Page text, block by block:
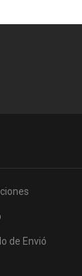
de Envió